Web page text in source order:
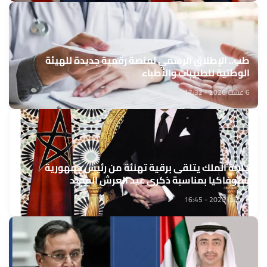
طب.. الإطلاق الرسمي لمنصة رقمية جديدة للهيئة
الوطنية للطبيبات والأطباء
6 غشت 2026 - 17:32
جلالة الملك يتلقى برقية تهنئة من رئيس جمهورية
سلوفاكيا بمناسبة ذكرى عيد العرش المجيد
6 غشت 2026 - 16:45